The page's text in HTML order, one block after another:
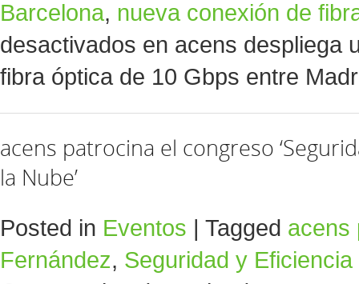
Barcelona, nueva conexión de
desactivados en acens despliega
fibra óptica de 10 Gbps entre
acens patrocina el congreso
la Nube’
Posted in Eventos | Tagged acens
Fernández, Seguridad y